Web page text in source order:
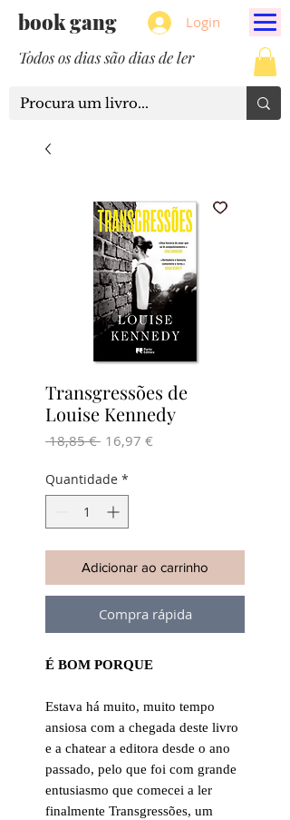
Login
book gang
Todos os dias são dias de ler
Transgressões de
Louise Kennedy
18,85 € Preço
16,97 €
Quantidade *
Adicionar ao carrinho
Compra rápida
É BOM PORQUE
Estava há muito, muito tempo
ansiosa com a chegada deste livro
e a chatear a editora desde o ano
passado, pelo que foi com grande
entusiasmo que comecei a ler
finalmente Transgressões, um